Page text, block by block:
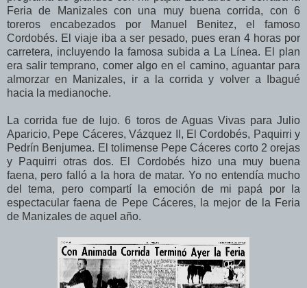
Feria de Manizales con una muy buena corrida, con 6
toreros encabezados por Manuel Benitez, el famoso
Cordobés. El viaje iba a ser pesado, pues eran 4 horas por
carretera, incluyendo la famosa subida a La Línea. El plan
era salir temprano, comer algo en el camino, aguantar para
almorzar en Manizales, ir a la corrida y volver a Ibagué
hacia la medianoche.
La corrida fue de lujo. 6 toros de Aguas Vivas para Julio
Aparicio, Pepe Cáceres, Vázquez II, El Cordobés, Paquirri y
Pedrín Benjumea. El tolimense Pepe Cáceres corto 2 orejas
y Paquirri otras dos. El Cordobés hizo una muy buena
faena, pero falló a la hora de matar. Yo no entendía mucho
del tema, pero compartí la emoción de mi papá por la
espectacular faena de Pepe Cáceres, la mejor de la Feria
de Manizales de aquel año.